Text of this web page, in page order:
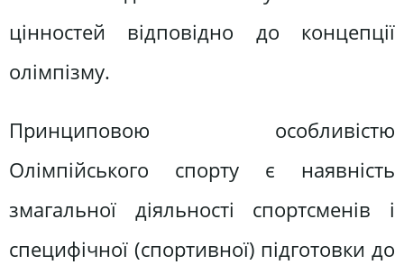
цінностей відповідно до концепції
олімпізму.
Принциповою особливістю
Олімпійського спорту є наявність
змагальної діяльності спортсменів і
специфічної (спортивної) підготовки до